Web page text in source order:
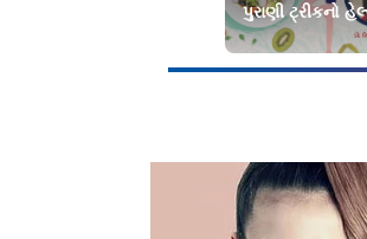
પુરાણી ટ્રીકનો
છે સીધો સંબંધ